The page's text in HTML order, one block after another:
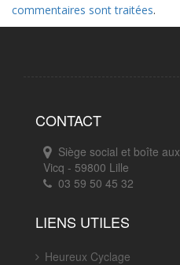
commentaires sont traitées.
CONTACT
Siège social et boîte
Vicq - 59800 Lille
03 59 50 45 32
LIENS UTILES
Heureux Cyclage